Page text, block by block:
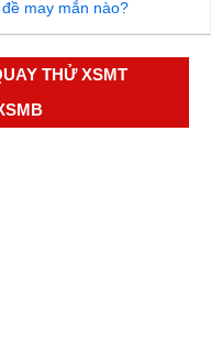
may mắn nào?
THỬ XSMT